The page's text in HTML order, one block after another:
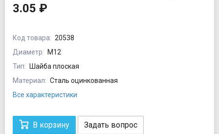
3.05 ₽
Код товара: 20538
Диаметр:
М12
Тип:
Шайба плоская
Материал: Сталь оцинкованная
Все характеристики
В корзину Задать вопрос